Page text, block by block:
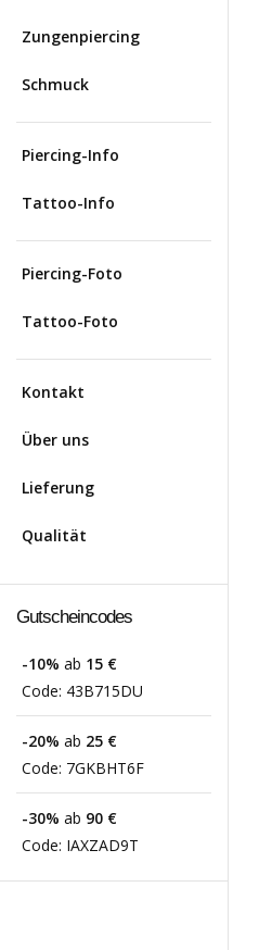
Zungenpiercing
Schmuck
Piercing-Info
Tattoo-Info
Piercing-Foto
Tattoo-Foto
Kontakt
Über uns
Lieferung
Qualität
Gutscheincodes
-10% ab 15 €
Code: 43B715DU
-20% ab 25 €
Code: 7GKBHT6F
-30% ab 90 €
Code: IAXZAD9T